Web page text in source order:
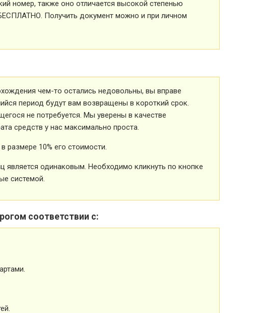
номер, также оно отличается высокой степенью
Получить документ можно и при личном
чем-то остались недовольны, вы вправе
период будут вам возвращены в короткий срок.
не потребуется. Мы уверены в качестве
средств у нас максимально проста.
размере 10% его стоимости.
является одинаковым. Необходимо кликнуть по кнопке
системой.
соответствии с: